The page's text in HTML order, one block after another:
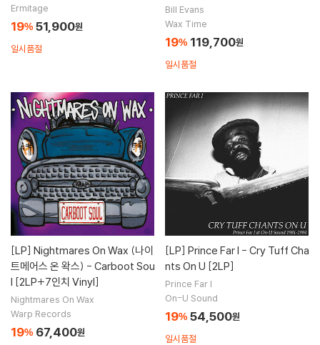
Ermitage
19% 51,900원
일시품절
Bill Evans
Wax Time
19% 119,700원
일시품절
[LP] Nightmares On Wax (나이
트메어스 온 왁스) - Carboot Sou
l [2LP+7인치 Vinyl]
Nightmares On Wax
Warp Records
19% 67,400원
[LP] Prince Far I - Cry Tuff Cha
nts On U [2LP]
Prince Far I
On-U Sound
19% 54,500원
일시품절